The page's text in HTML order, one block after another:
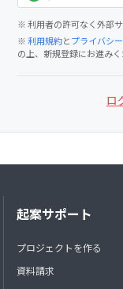
※ 利用者の許可なく外部
※利用規約とプライバシ
の上、新規登録にお進みく
ロ
起案サポート
プロジェクトを作る
資料請求